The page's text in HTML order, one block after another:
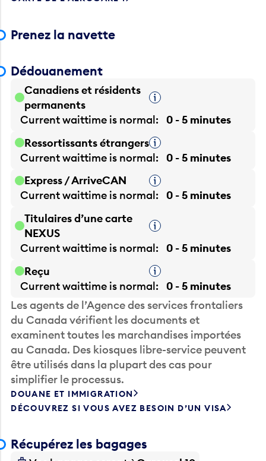
Canadiens et résidents
permanents
Current waittime is
normal
Current waittime isnormal
Current waittime isnormal
NEXUS
Current waittime is
normal
Current waittime is
normal
Les agents de l’Agence des services frontaliers
du Canada vérifient les documents et
examinent toutes les marchandises importées
au Canada. Des kiosques libre-service peuvent
être utilisés dans la plupart des cas pour
simplifier le processus.
DOUANE ET IMMIGRATION
DÉCOUVREZ SI VOUS AVEZ BESOIN D’UN VISA
Vos bagages seront àCarousel 10